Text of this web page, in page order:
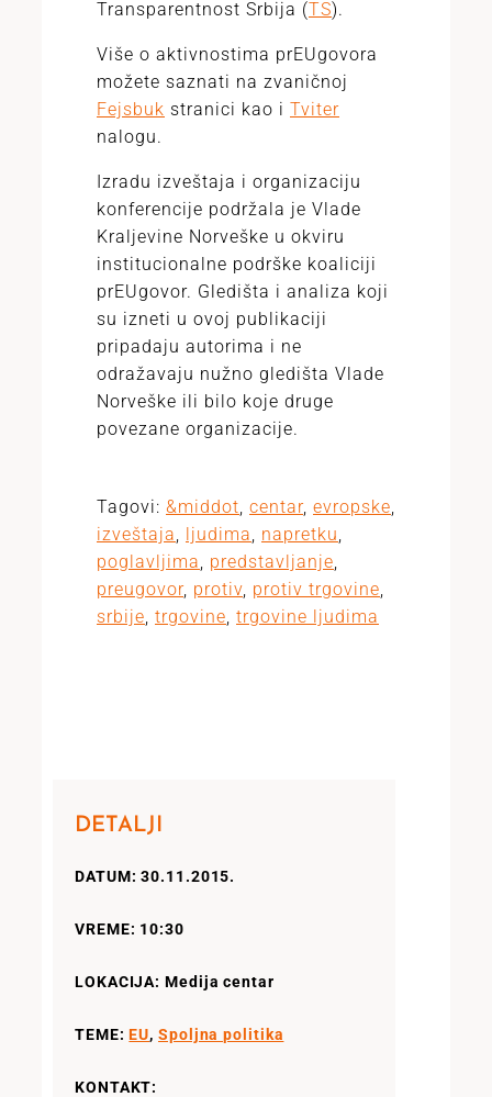
Transparentnost Srbija (TS).
Više o aktivnostima prEUgovora
možete saznati na zvaničnoj
Fejsbuk stranici kao i Tviter
nalogu.
Izradu izveštaja i organizaciju
konferencije podržala je Vlade
Kraljevine Norveške u okviru
institucionalne podrške koaliciji
prEUgovor. Gledišta i analiza koji
su izneti u ovoj publikaciji
pripadaju autorima i ne
odražavaju nužno gledišta Vlade
Norveške ili bilo koje druge
povezane organizacije.
Tagovi: &middot, centar, evropske,
izveštaja, ljudima, napretku,
poglavljima, predstavljanje,
preugovor, protiv, protiv trgovine,
srbije, trgovine, trgovine ljudima
DETALJI
DATUM: 30.11.2015.
VREME: 10:30
LOKACIJA: Medija centar
TEME:EU,Spoljna politika
KONTAKT: